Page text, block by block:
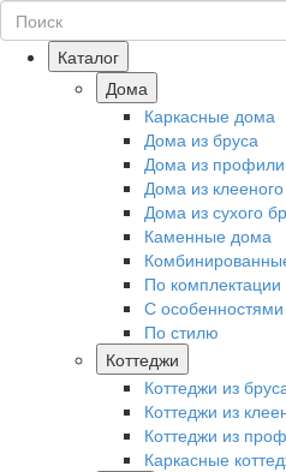
Каталог
Дома
Каркасные дома
Дома из бруса
Дома из
Дома из
Дома из сухого
Каменные дома
По комплектации
С особенностями
По стилю
Коттеджи
Коттеджи из
Коттеджи из
Коттеджи из
Каркасные